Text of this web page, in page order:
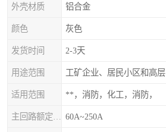
外壳材质 铝合金
颜色 灰色
发货时间 2-3天
用途范围 工矿企业、居民小区和高层
适用范围 **，消防，化工，消防，
60A~250A